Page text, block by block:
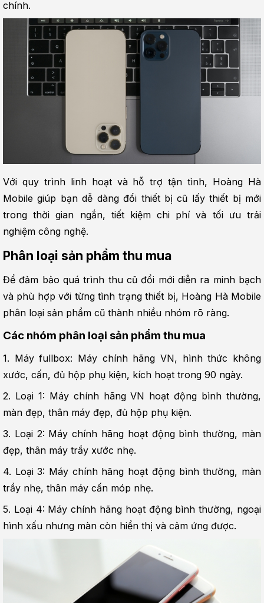
chính.
Với quy trình linh hoạt và hỗ trợ tận tình, Hoàng Hà
Mobile giúp bạn dễ dàng đổi thiết bị cũ lấy thiết bị mới
trong thời gian ngắn, tiết kiệm chi phí và tối ưu trải
nghiệm công nghệ.
Phân loại sản phẩm thu mua
Để đảm bảo quá trình thu cũ đổi mới diễn ra minh bạch
và phù hợp với từng tình trạng thiết bị, Hoàng Hà Mobile
phân loại sản phẩm cũ thành nhiều nhóm rõ ràng.
Các nhóm phân loại sản phẩm thu mua
1. Máy fullbox: Máy chính hãng VN, hình thức không
xước, cấn, đủ hộp phụ kiện, kích hoạt trong 90 ngày.
2. Loại 1: Máy chính hãng VN hoạt động bình thường,
màn đẹp, thân máy đẹp, đủ hộp phụ kiện.
3. Loại 2: Máy chính hãng hoạt động bình thường, màn
đẹp, thân máy trầy xước nhẹ.
4. Loại 3: Máy chính hãng hoạt động bình thường, màn
trầy nhẹ, thân máy cấn móp nhẹ.
5. Loại 4: Máy chính hãng hoạt động bình thường, ngoại
hình xấu nhưng màn còn hiển thị và cảm ứng được.